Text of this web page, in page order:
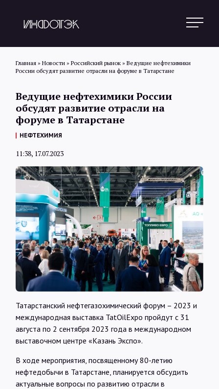
Новости
Обзоры
Интервью
Карты
О нас
@Infotek_Russia
Главная » Новости » Российский рынок » Ведущие нефтехимики
России обсудят развитие отрасли на форуме в Татарстане
Ведущие нефтехимики России
обсудят развитие отрасли на
форуме в Татарстане
НЕФТЕХИМИЯ
11:38, 17.07.2023
Татарстанский нефтегазохимический форум – 2023 и
международная выставка TatOilExpo пройдут с 31
августа по 2 сентября 2023 года в международном
выставочном центре «Казань Экспо».
В ходе мероприятия, посвященному 80-летию
нефтедобычи в Татарстане, планируется обсудить
актуальные вопросы по развитию отрасли в